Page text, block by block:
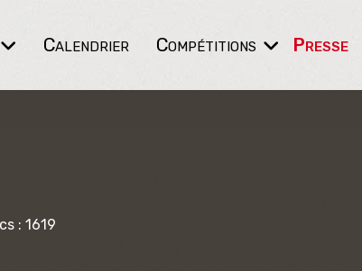
Calendrier Compétitions Presse
: 1619